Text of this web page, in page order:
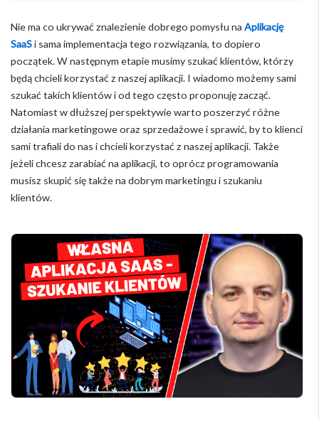
Nie ma co ukrywać znalezienie dobrego pomysłu na Aplikację
SaaSi sama implementacja tego rozwiązania, to dopiero
początek. W następnym etapie musimy szukać klientów, którzy
będą chcieli korzystać z naszej aplikacji. I wiadomo możemy sami
szukać takich klientów i od tego często proponuję zacząć.
Natomiast w dłuższej perspektywie warto poszerzyć różne
działania marketingowe oraz sprzedażowe i sprawić, by to klienci
sami trafiali do nas i chcieli korzystać z naszej aplikacji. Także
jeżeli chcesz zarabiać na aplikacji, to oprócz programowania
musisz skupić się także na dobrym marketingu i szukaniu
klientów.